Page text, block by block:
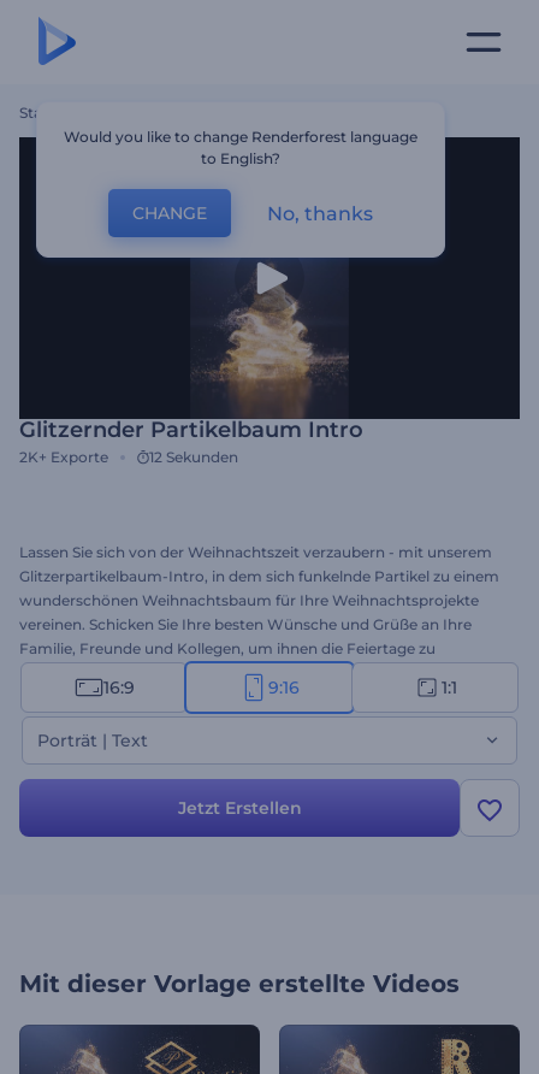
Startseite
Glitzernder Partikelbaum Intro
2K+ Exporte 12 Sekunden
Lassen Sie sich von der Weihnachtszeit verzaubern - mit unserem
Glitzerpartikelbaum-Intro, in dem sich funkelnde Partikel zu einem
wunderschönen Weihnachtsbaum für Ihre Weihnachtsprojekte
vereinen. Schicken Sie Ihre besten Wünsche und Grüße an Ihre
Familie, Freunde und Kollegen, um ihnen die Feiertage zu
verschönern und zu versüßen. Geben Sie Ihre herzerwärmenden
Texte ein, laden Sie Ihr Logo hoch, und fügen Sie festliche
Hintergrundmusik hinzu, um eine einzigartige Videobotschaft für
die Feiertage zu erstellen. Perfekt geeignet für
Weihnachtseinführungen, Videogrüße, Einladungen zu
16:9 9:16 1:1
Porträt | Text
Jetzt Erstellen
Mit dieser Vorlage erstellte Videos
Would you like to change Renderforest language
to English?
CHANGE No, thanks